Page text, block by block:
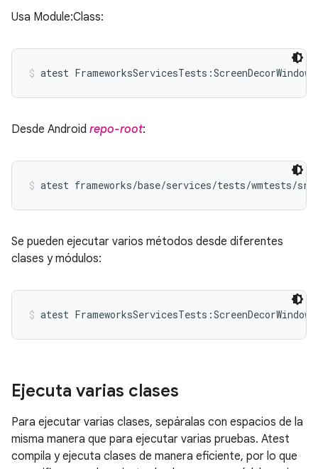
Usa Module:Class:
atest
Desde Android repo-root:
atest frameworks/base/services/tests/wmtests/src/
Se pueden ejecutar varios métodos desde diferentes
clases y módulos:
atest
Ejecuta varias clases
Para ejecutar varias clases, sepáralas con espacios de la
misma manera que para ejecutar varias pruebas. Atest
compila y ejecuta clases de manera eficiente, por lo que